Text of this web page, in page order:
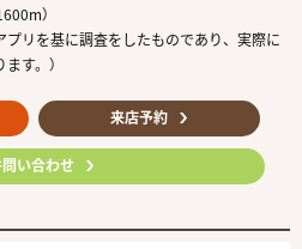
）
プリを基に調査をしたものであり、実際に
す。）
来店予約
い合わせ